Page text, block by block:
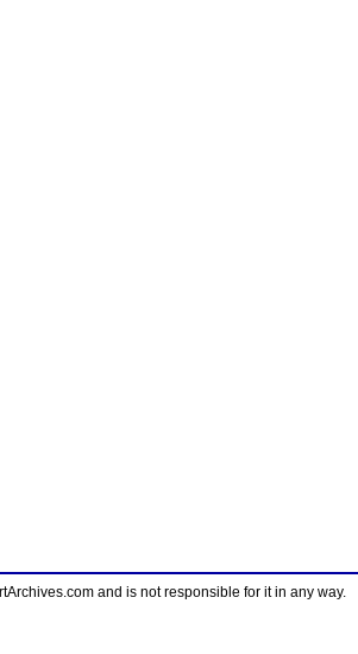
and is not responsible for it in any way.